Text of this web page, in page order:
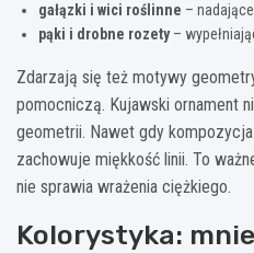
gałązki i wici roślinne –
pąki i drobne rozety–
Zdarzają się też motywy
pomocniczą. Kujawski ornament
geometrii. Nawet gdy
zachowuje miękkość linii. To
nie sprawia wrażenia ciężkiego.
Kolorystyka: